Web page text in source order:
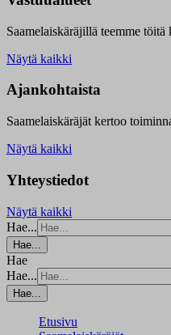
Saamelaiskäräjillä teemme töitä
Näytä kaikki
Ajankohtaista
Saamelaiskäräjät kertoo
Näytä kaikki
Yhteystiedot
Näytä kaikki
Hae...
Hae...
Hae
Hae...
Hae...
Etusivu